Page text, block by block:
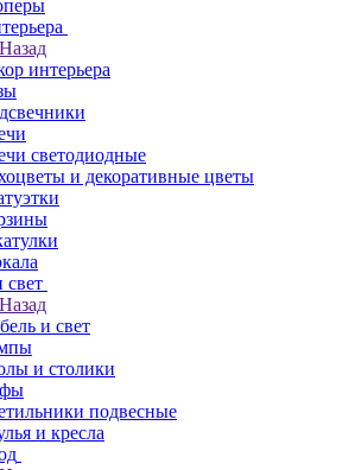
Назад
интерьера
светодиодные
и декоративные цветы
свет
Назад
и свет
и столики
подвесные
и кресла